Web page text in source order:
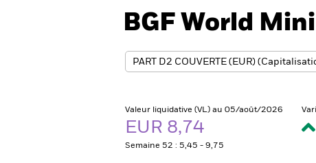
BGF World
Valeur liquidative (VL) au 05/août/2026
EUR 8,74
Semaine 52 : 5,45 - 9,75